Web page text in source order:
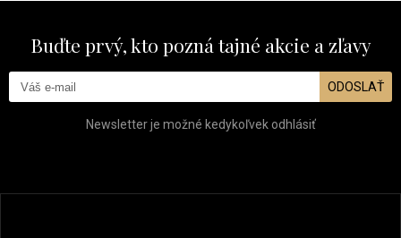
Buďte prvý, kto pozná tajné akcie a zľavy
ODOSLAŤ
Newsletter je možné kedykoľvek odhlásiť